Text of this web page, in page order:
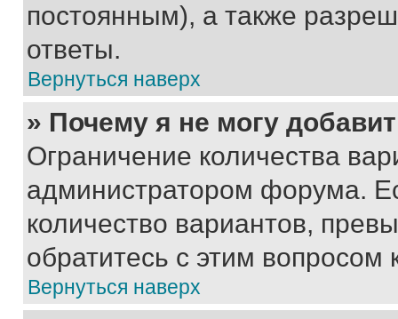
постоянным), а также
ответы.
Вернуться наверх
» Почему я не могу
Ограничение количества
администратором форума.
количество вариантов,
обратитесь с этим вопросом
Вернуться наверх